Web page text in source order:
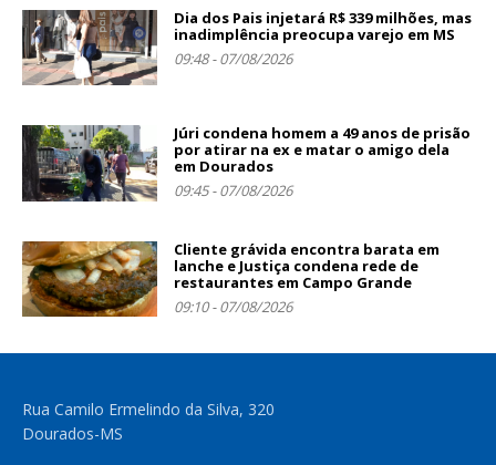
Dia dos Pais injetará R$ 339 milhões, mas
inadimplência preocupa varejo em MS
09:48 - 07/08/2026
Júri condena homem a 49 anos de prisão
por atirar na ex e matar o amigo dela
em Dourados
09:45 - 07/08/2026
Cliente grávida encontra barata em
lanche e Justiça condena rede de
restaurantes em Campo Grande
09:10 - 07/08/2026
Rua Camilo Ermelindo da Silva, 320
Dourados-MS